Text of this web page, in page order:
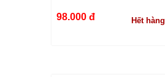
98.000 đ Hết hàng